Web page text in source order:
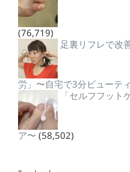
(76,719)
足裏リフレで改
労」〜自宅で3分ビューテ
「セルフフッ
ア〜 (58,502)